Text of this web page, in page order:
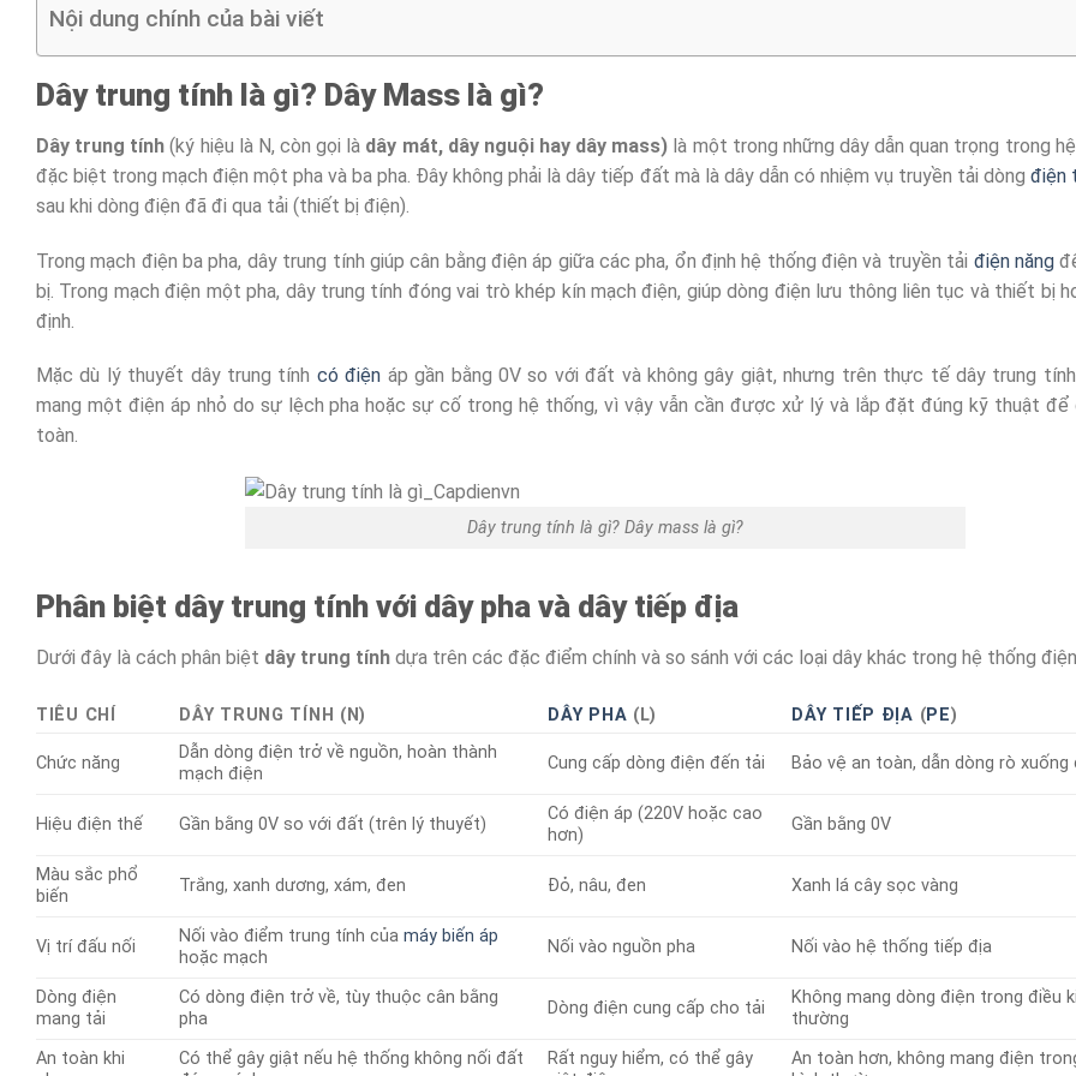
Nội dung chính của bài viết
Dây trung tính là gì? Dây Mass là gì?
Dây trung tính (ký hiệu là N, còn gọi là dây mát, dây nguội hay dây mass) là một trong những dây dẫn quan trọng trong
đặc biệt trong mạch điện một pha và ba pha. Đây không phải là dây tiếp đất mà là dây dẫn có nhiệm vụ truyền tải dòng điện
sau khi dòng điện đã đi qua tải (thiết bị điện).
Trong mạch điện ba pha, dây trung tính giúp cân bằng điện áp giữa các pha, ổn định hệ thống điện và truyền tải điện năng
bị. Trong mạch điện một pha, dây trung tính đóng vai trò khép kín mạch điện, giúp dòng điện lưu thông liên tục và thiết bị
định.
Mặc dù lý thuyết dây trung tính có điện áp gần bằng 0V so với đất và không gây giật, nhưng trên thực tế dây trung
mang một điện áp nhỏ do sự lệch pha hoặc sự cố trong hệ thống, vì vậy vẫn cần được xử lý và lắp đặt đúng kỹ thuật để
toàn.
Dây trung tính là gì? Dây mass là gì?
Phân biệt dây trung tính với dây pha và dây tiếp địa
Dưới đây là cách phân biệt dây trung tính dựa trên các đặc điểm chính và so sánh với các loại dây khác trong hệ thống
TIÊU CHÍ DÂY TRUNG TÍNH (N) DÂY PHA (L) DÂY TIẾP ĐỊA (PE)
Chức năng
Dẫn dòng điện trở về nguồn, hoàn thành
mạch điện
Cung cấp dòng điện đến tải Bảo vệ an toàn, dẫn dòng rò xuống
Hiệu điện thế Gần bằng 0V so với đất (trên lý thuyết)
Có điện áp (220V hoặc cao
hơn)
Gần bằng 0V
Màu sắc phổ
biến
Trắng, xanh dương, xám, đen Đỏ, nâu, đen Xanh lá cây sọc vàng
Vị trí đấu nối
Nối vào điểm trung tính củamáy biến áp
hoặc mạch
Nối vào nguồn pha Nối vào hệ thống tiếp địa
Dòng điện
mang tải
Có dòng điện trở về, tùy thuộc cân bằng
pha
Dòng điện cung cấp cho tải
Không mang dòng điện trong điều
thường
An toàn khi
Có thể gây giật nếu hệ thống không nối đất
Rất nguy hiểm, có thể gây
An toàn hơn, không mang điện